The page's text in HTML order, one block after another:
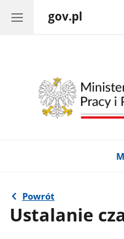
gov.pl
Powrót
Ustalanie